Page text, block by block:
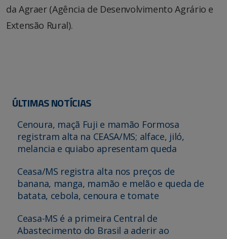
da Agraer (Agência de Desenvolvimento Agrário e
Extensão Rural).
ÚLTIMAS NOTÍCIAS
Cenoura, maçã Fuji e mamão Formosa
registram alta na CEASA/MS; alface, jiló,
melancia e quiabo apresentam queda
Ceasa/MS registra alta nos preços de
banana, manga, mamão e melão e queda de
batata, cebola, cenoura e tomate
Ceasa-MS é a primeira Central de
Abastecimento do Brasil a aderir ao